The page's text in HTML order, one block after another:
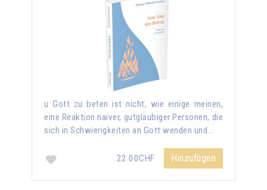
u Gott zu beten ist nicht, wie einige meinen,
eine Reaktion naiver, gutgläubiger Personen, die
sich in Schwierigkeiten an Gott wenden und...
22.00CHF Hinzufügen